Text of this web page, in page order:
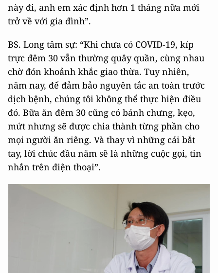
này đi, anh em xác định hơn 1 tháng nữa mới
trở về với gia đình”.
BS. Long tâm sự: “Khi chưa có COVID-19, kíp
trực đêm 30 vẫn thường quây quần, cùng nhau
chờ đón khoảnh khắc giao thừa. Tuy nhiên,
năm nay, để đảm bảo nguyên tắc an toàn trước
dịch bệnh, chúng tôi không thể thực hiện điều
đó. Bữa ăn đêm 30 cũng có bánh chưng, kẹo,
mứt nhưng sẽ được chia thành từng phần cho
mọi người ăn riêng. Và thay vì những cái bắt
tay, lời chúc đầu năm sẽ là những cuộc gọi, tin
nhắn trên điện thoại”.